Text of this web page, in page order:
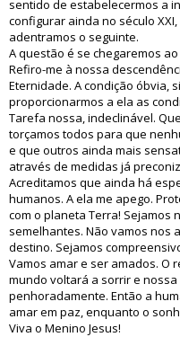
sentido de estabelecermos a
configurar ainda no século
adentramos o seguinte.
A questão é se chegaremos
Refiro-me à nossa
Eternidade. A condição óbvia,
proporcionarmos a ela as
Tarefa nossa, indeclinável.
torçamos todos para que
e que outros ainda mais
através de medidas já
Acreditamos que ainda há
humanos. A ela me apego.
com o planeta Terra! Sejamos
semelhantes. Não vamos nos
destino. Sejamos
Vamos amar e ser amados. O
mundo voltará a sorrir e
penhoradamente. Então a
amar em paz, enquanto o
Viva o Menino Jesus!